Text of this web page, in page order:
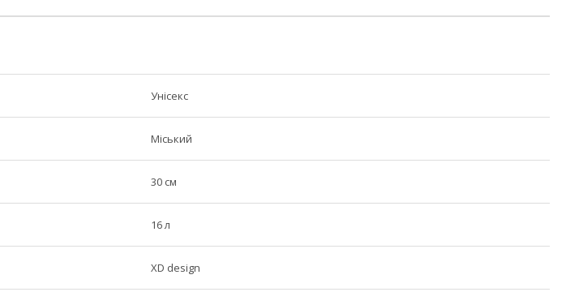
Унісекс
Міський
30 см
16 л
XD design